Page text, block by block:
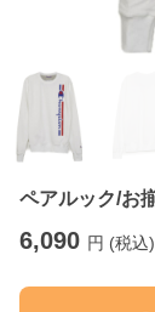
ペアルック/お
6,090 円 (税込)